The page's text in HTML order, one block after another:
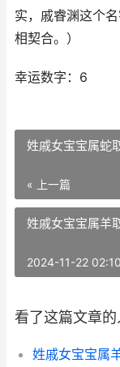
实，戚睿渊这个
相契合。）
幸运数字：6
姓戚女宝宝属蛇
« 上一篇
姓戚女宝宝属羊
2024-11-22
看了这篇文章
姓戚女宝宝属